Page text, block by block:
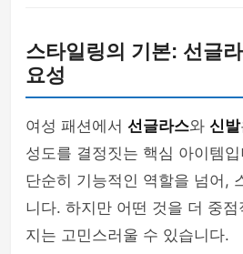
hoodie
mens-fashion
스타일링의 기본: 선글
요성
여성 패션에서 선글라스와 신발
성도를 결정짓는 핵심 아이템
단순히 기능적인 역할을 넘어,
니다. 하지만 어떤 것을 더 중
지는 고민스러울 수 있습니다.